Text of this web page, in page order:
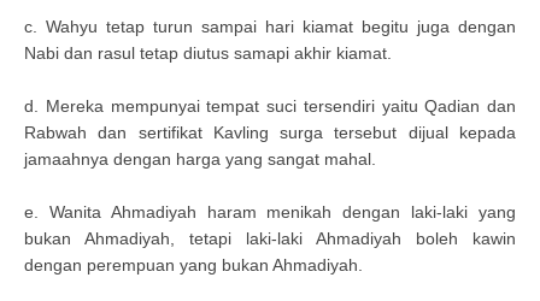
c. Wahyu tetap turun sampai hari kiamat begitu juga dengan
Nabi dan rasul tetap diutus samapi akhir kiamat.
d. Mereka mempunyai tempat suci tersendiri yaitu Qadian dan
Rabwah dan sertifikat Kavling surga tersebut dijual kepada
jamaahnya dengan harga yang sangat mahal.
e. Wanita Ahmadiyah haram menikah dengan laki-laki yang
bukan Ahmadiyah, tetapi laki-laki Ahmadiyah boleh kawin
dengan perempuan yang bukan Ahmadiyah.